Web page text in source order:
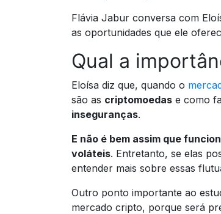
Flávia Jabur conversa com
as oportunidades que ele
Qual a
Eloísa diz que, quando o
são as criptomoedas e como
inseguranças.
E não é bem assim que
voláteis. Entretanto, se elas
entender mais sobre essas
Outro ponto importante ao
mercado cripto, porque será